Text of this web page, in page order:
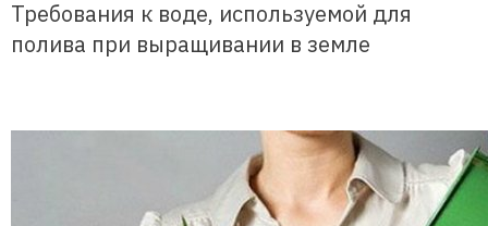
Требования к воде, используемой для
полива при выращивании в земле